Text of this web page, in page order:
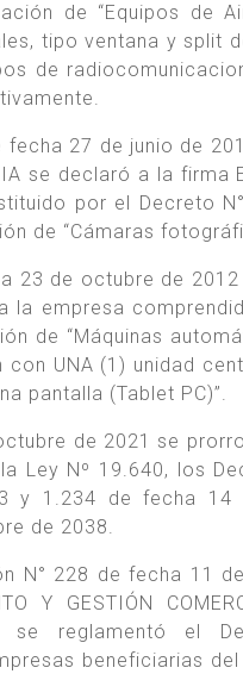
de “Equipos de
tipo ventana y split
de
27 de junio de
se declaró a la firma
por el Decreto
de “Cámaras
de octubre de 2012
la empresa
de “Máquinas
UNA (1) unidad
pantalla (Tablet PC)”.
de 2021 se
Ley Nº 19.640, los
y 1.234 de fecha 14
de 2038.
N° 228 de fecha 11
Y GESTIÓN
se reglamentó el
beneficiarias